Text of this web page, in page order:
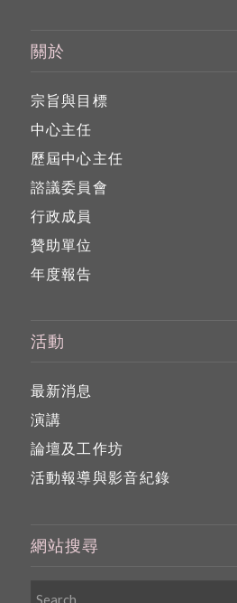
關於
宗旨與目標
中心主任
歷屆中心主任
諮議委員會
行政成員
贊助單位
年度報告
活動
最新消息
演講
論壇及工作坊
活動報導與影音紀錄
網站搜尋